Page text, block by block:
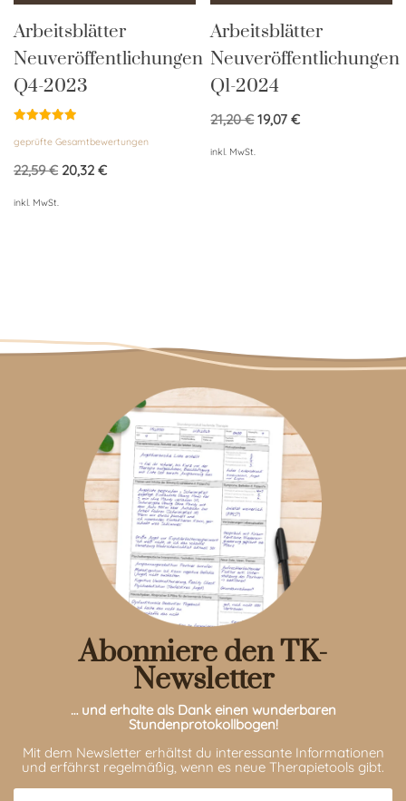
Arbeitsblätter
Neuveröffentlichungen
Q4-2023
mit
von 5
geprüfte Gesamtbewertungen
22,59€ 20,32 €
inkl. MwSt.
Arbeitsblätter
Neuveröffentlichungen
Q1-2024
21,20€ 19,07€
inkl. MwSt.
Abonniere den TK-
Newsletter
… und erhalte als Dank einen wunderbaren
Stundenprotokollbogen!
Mit dem Newsletter erhältst du interessante Informationen
und erfährst regelmäßig, wenn es neue Therapietools gibt.